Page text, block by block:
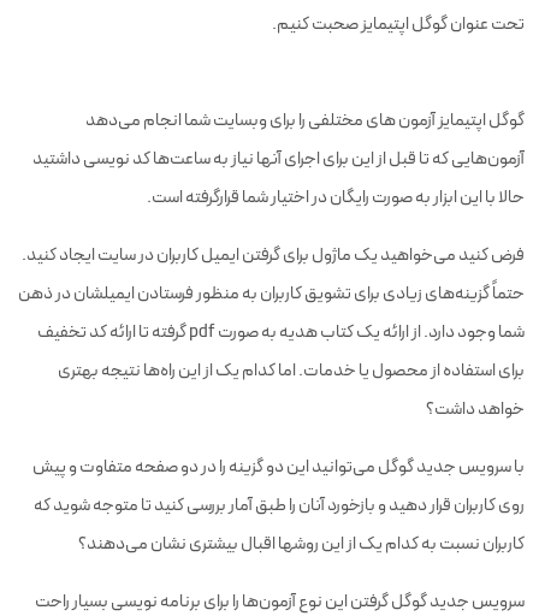
تحت عنوان گوگل اپتیمایز صحبت کنیم.
گوگل اپتیمایز آزمون های مختلفی را برای وبسایت شما انجام می‌دهد
آزمون‌هایی که تا قبل از این برای اجرای آنها نیاز به ساعت‌ها کد نویسی داشتید
حالا با این ابزار به صورت رایگان در اختیار شما قرارگرفته است.
فرض کنید می‌خواهید یک ماژول برای گرفتن ایمیل کاربران در سایت ایجاد کنید.
حتماً گزینه‌های زیادی برای تشویق کاربران به منظور فرستادن ایمیلشان در ذهن
شما وجود دارد. از ارائه یک کتاب هدیه به صورت pdf گرفته تا ارائه کد تخفیف
برای استفاده از محصول یا خدمات. اما کدام یک از این راه‌ها نتیجه بهتری
خواهد داشت؟
با سرویس جدید گوگل می‌توانید این دو گزینه را در دو صفحه متفاوت و پیش
روی کاربران قرار دهید و بازخورد آنان را طبق آمار بررسی کنید تا متوجه شوید که
کاربران نسبت به کدام یک از این روشها اقبال بیشتری نشان می‌دهند؟
سرویس جدید گوگل گرفتن این نوع آزمون‌ها را برای برنامه نویسی بسیار راحت